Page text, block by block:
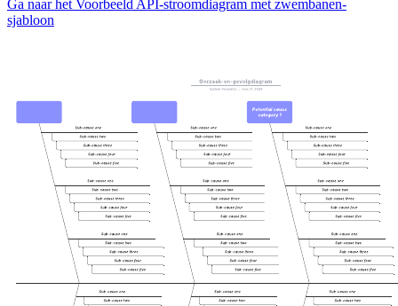
Ga naar het Voorbeeld API-stroomdiagram met zwembanen-
sjabloon